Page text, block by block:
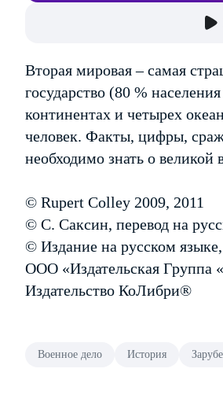
Вторая мировая – самая
государство (80 %
континентах и четырех
человек. Факты, цифры,
необходимо знать о великой
© Rupert Colley 2009, 2011
© С. Саксин, перевод на
© Издание на русском
ООО «Издательская Группа
Издательство КоЛибри®
Военное дело История